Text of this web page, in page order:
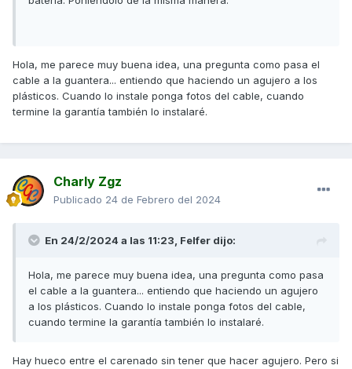
Hola, me parece muy buena idea, una pregunta como pasa el
cable a la guantera... entiendo que haciendo un agujero a los
plásticos. Cuando lo instale ponga fotos del cable, cuando
termine la garantía también lo instalaré.
Charly Zgz
Publicado 24 de Febrero del 2024
En 24/2/2024 a las 11:23, Felfer dijo:
Hola, me parece muy buena idea, una pregunta como pasa
el cable a la guantera... entiendo que haciendo un agujero
a los plásticos. Cuando lo instale ponga fotos del cable,
cuando termine la garantía también lo instalaré.
Hay hueco entre el carenado sin tener que hacer agujero. Pero si